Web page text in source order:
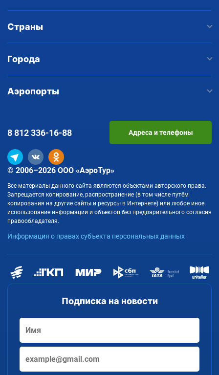
Страны
Города
Аэропорты
Подписка на новости
© 2006–2026 ООО «АэроТур»
Все материалы данного сайта являются объектами авторского права.
Запрещается копирование, распространение (в том числе путём
копирования на другие сайты и ресурсы в Интернете) или любое иное
использование информации и объектов без предварительного согласия
правообладателя.
Информация о правах субъекта персональных данных
8 812336-16-88 Адреса и телефоны